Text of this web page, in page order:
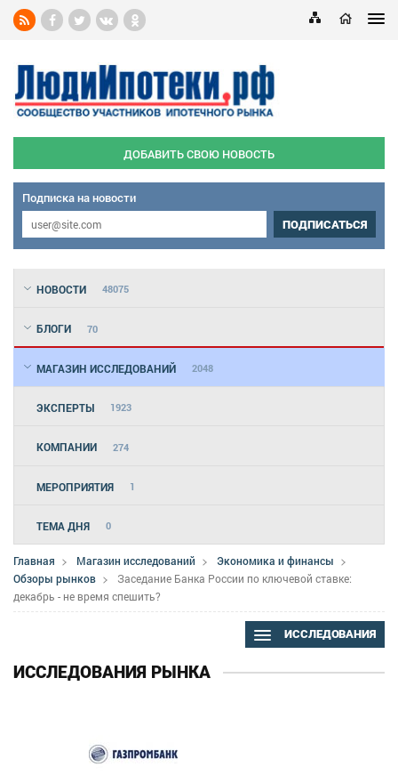
ДОБАВИТЬ СВОЮ НОВОСТЬ
Подписка на новости
ПОДПИСАТЬСЯ
НОВОСТИ 48075
БЛОГИ 70
МАГАЗИН ИССЛЕДОВАНИЙ 2048
ЭКСПЕРТЫ 1923
КОМПАНИИ 274
МЕРОПРИЯТИЯ 1
ТЕМА ДНЯ 0
Главная Магазин исследований
Экономика и финансы
Обзоры рынков
Заседание Банка России по ключевой ставке:
декабрь - не время спешить?
ИССЛЕДОВАНИЯ
ИССЛЕДОВАНИЯ РЫНКА